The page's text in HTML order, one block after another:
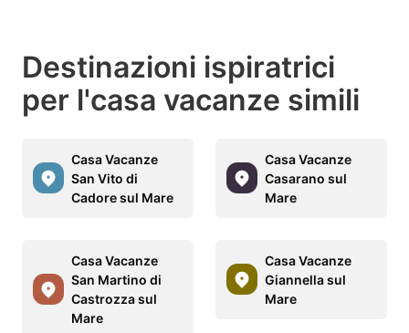
Destinazioni ispiratrici
per l'casa vacanze simili
Casa Vacanze
San Vito di
Cadore sul Mare
Casa Vacanze
Casarano sul
Mare
Casa Vacanze
San Martino di
Castrozza sul
Mare
Casa Vacanze
Giannella sul
Mare